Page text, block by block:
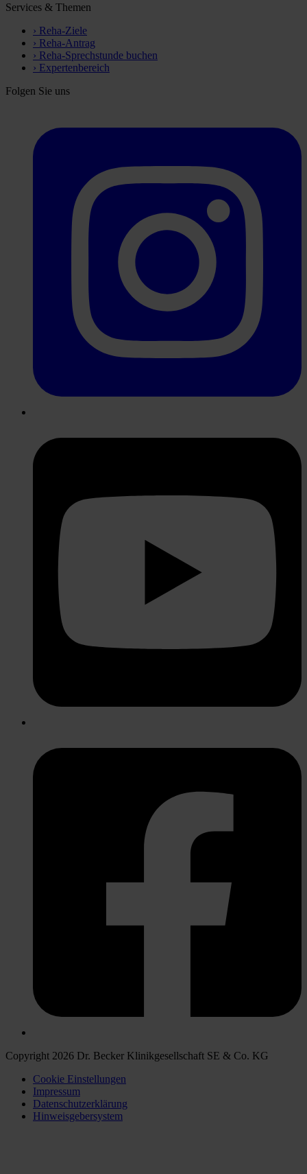
Services & Themen
› Reha-Ziele
› Reha-Antrag
› Reha-Sprechstunde buchen
› Expertenbereich
Folgen Sie uns
Copyright 2026 Dr. Becker Klinikgesellschaft SE & Co. KG
Cookie Einstellungen
Impressum
Datenschutzerklärung
Hinweisgebersystem